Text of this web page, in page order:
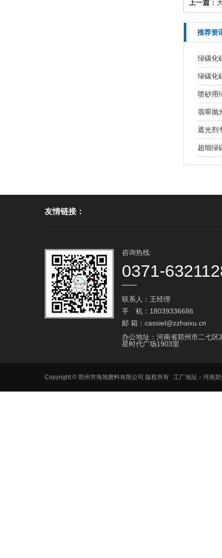
上一篇：
推荐资
绿碳化
绿碳化
喷砂用
翡翠抛
遮光剂
超细绿
友情链接：
咨询热线:
0371-
联系人：王经理
手 机：18039336686
邮 箱：cassiel@zzhaixu.cn
办公地址：河南省郑州市二七区
星时代广场1903室
Copyright © 郑州市海旭磨料有限公司 版权所有 工厂地址：河